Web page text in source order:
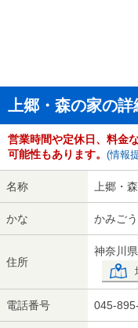
上郷・森の家の詳
営業時間や定休日、料金
可能性もあります。 (情報
名称 上郷・
かな かみご
住所
神奈川
電話番号 045-